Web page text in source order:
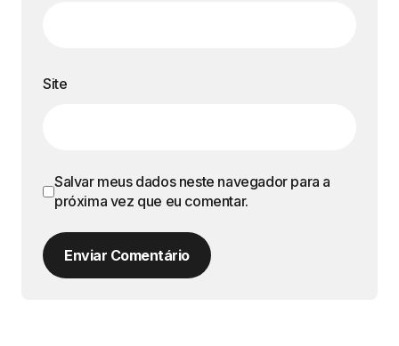
Site
Salvar meus dados neste navegador para a
próxima vez que eu comentar.
Enviar Comentário